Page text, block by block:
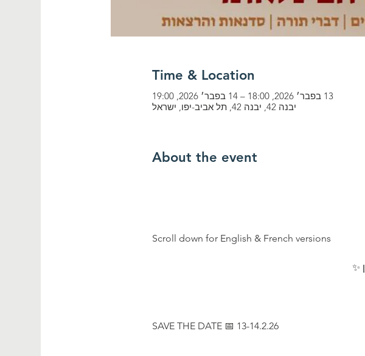
Time & Location
13 בפבר׳ 2026, 18:00 – 14 בפבר׳ 2026, 19:00
יבנה 42, יבנה 42, תל אביב-יפו, ישראל
About the event
Scroll down for English & French versions
SAVE THE DATE 📅 13-14.2.26